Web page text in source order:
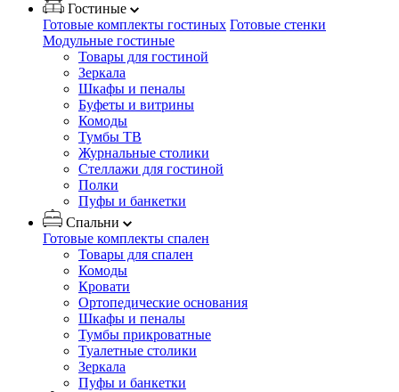
Гостиные
Готовые комплекты гостиных Готовые стенки
Модульные гостиные
Товары для гостиной
Зеркала
Шкафы и пеналы
Буфеты и витрины
Комоды
Тумбы ТВ
Журнальные столики
Стеллажи для гостиной
Полки
Пуфы и банкетки
Спальни
Готовые комплекты спален
Товары для спален
Комоды
Кровати
Ортопедические основания
Шкафы и пеналы
Тумбы прикроватные
Туалетные столики
Зеркала
Пуфы и банкетки